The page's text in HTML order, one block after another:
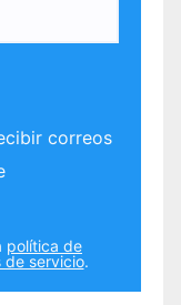
correos
política de
de servicio.